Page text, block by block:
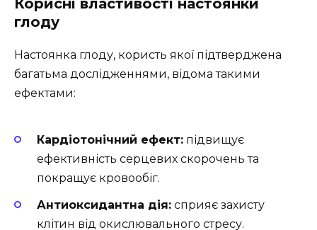
Корисні властивості настоянки
глоду
Настоянка глоду, користь якої підтверджена
багатьма дослідженнями, відома такими
ефектами:
Кардіотонічний ефект: підвищує
ефективність серцевих скорочень та
покращує кровообіг.
Антиоксидантна дія: сприяє захисту
клітин від окислювального стресу.